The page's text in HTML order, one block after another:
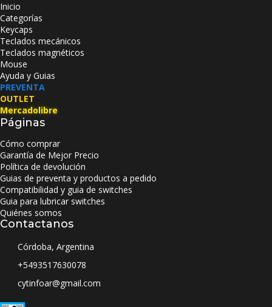
Inicio
Categorías
Keycaps
Teclados mecánicos
Teclados magnéticos
Mouse
Ayuda y Guias
PREVENTA
OUTLET
Mercadolibre
Páginas
Cómo comprar
Garantía de Mejor Precio
Política de devolución
Guias de preventa y productos a pedido
Compatibilidad y guia de switches
Guia para lubricar switches
Quiénes somos
Contactanos
Córdoba, Argentina
+5493517630078
cytinfoar@gmail.com